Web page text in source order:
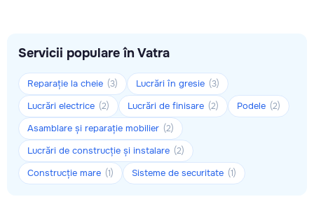
Servicii populare în Vatra
Reparație la cheie (3) Lucrări în gresie (3)
Lucrări electrice (2) Lucrări de finisare (2) Podele (2)
Asamblare și reparație mobilier (2)
Lucrări de construcție și instalare (2)
Construcție mare (1) Sisteme de securitate (1)